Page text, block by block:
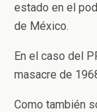
estado en el
de México.
En el caso del
masacre de
Como también